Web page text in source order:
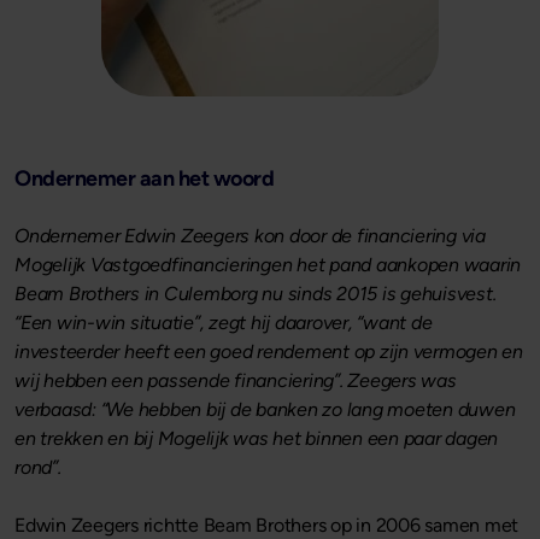
Ondernemer aan het woord
Ondernemer Edwin Zeegers kon door de financiering via
Mogelijk Vastgoedfinancieringen het pand aankopen waarin
Beam Brothers in Culemborg nu sinds 2015 is gehuisvest.
“Een win-win situatie”, zegt hij daarover, “want de
investeerder heeft een goed rendement op zijn vermogen en
wij hebben een passende financiering”. Zeegers was
verbaasd: “We hebben bij de banken zo lang moeten duwen
en trekken en bij Mogelijk was het binnen een paar dagen
rond”.
Edwin Zeegers richtte Beam Brothers op in 2006 samen met